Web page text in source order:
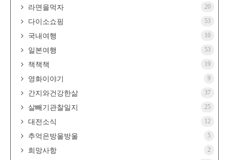
라면을먹자 20
다이소쇼핑 53
국내여행 10
일본여행 53
책책책 19
영화이야기 9
간지와건강한삶 37
살빼기관찰일지 25
대전소식 12
추억은방울방울 5
희망사항 2